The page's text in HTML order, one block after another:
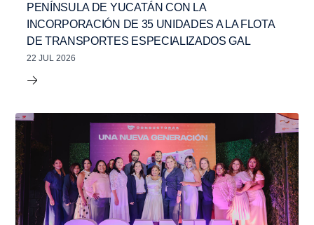
PENÍNSULA DE YUCATÁN CON LA
INCORPORACIÓN DE 35 UNIDADES A LA FLOTA
DE TRANSPORTES ESPECIALIZADOS GAL
22 JUL 2026